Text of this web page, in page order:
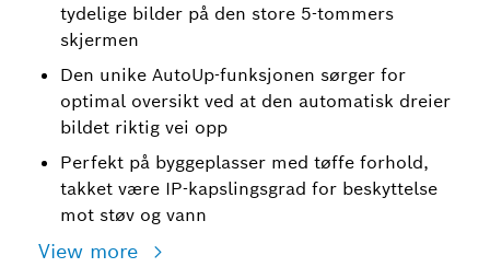
tydelige bilder på den store 5-tommers
skjermen
Den unike AutoUp-funksjonen sørger for
optimal oversikt ved at den automatisk dreier
bildet riktig vei opp
Perfekt på byggeplasser med tøffe forhold,
takket være IP-kapslingsgrad for beskyttelse
mot støv og vann
View more